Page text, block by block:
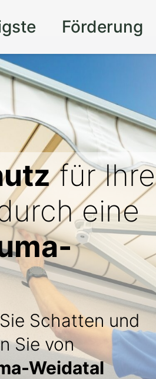
Förderung
für Ihre
eine
Schatten und
Sie von
Weidatal